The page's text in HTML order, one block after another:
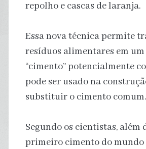
repolho e cascas de laranja.
Essa nova técnica permite
resíduos alimentares em
“cimento” potencialmente
pode ser usado na
substituir o cimento comum.
Segundo os cientistas, além
primeiro cimento do